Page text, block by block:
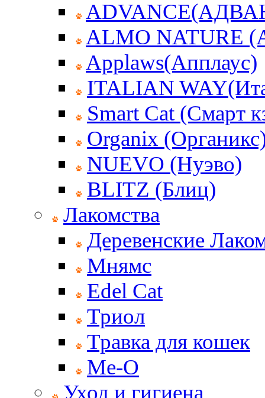
ALMO
Applaws(Апплаус)
ITALIAN
Smart Cat (Смарт
Organix
NUEVO (Нуэво)
BLITZ (Блиц)
Лакомства
Деревенские
Мнямс
Edel Cat
Триол
Травка для кошек
Ме-О
Уход и гигиена